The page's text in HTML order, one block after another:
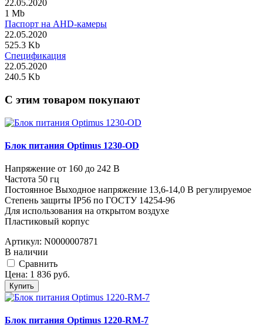
22.05.2020
1 Mb
Паспорт на AHD-камеры
22.05.2020
525.3 Kb
Спецификация
22.05.2020
240.5 Kb
C этим товаром покупают
Блок питания Optimus 1230-OD
Напряжение от 160 до 242 В
Частота 50 гц
Постоянное Выходное напряжение 13,6-14,0 В регулируемое
Степень защиты IP56 по ГОСТУ 14254-96
Для использования на открытом воздухе
Пластиковый корпус
Артикул: N0000007871
В наличии
Cравнить
Цена: 1 836 руб.
Купить
Блок питания Optimus 1220-RM-7